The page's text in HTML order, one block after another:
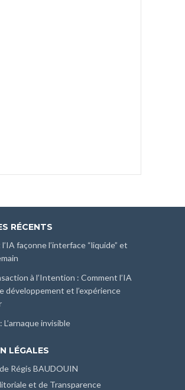
RÉCENTS
façonne l’interface “liquide” et
à l’Intention : Comment l’IA
développement et l’expérience
L’arnaque invisible
LÉGALES
Régis BAUDOUIN
et de Transparence